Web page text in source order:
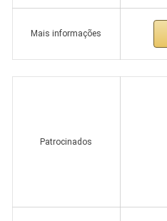
Mais informações
Patrocinados